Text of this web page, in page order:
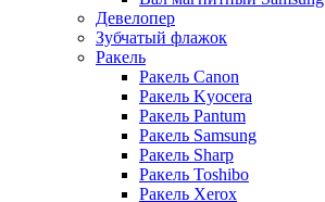
Девелопер
Зубчатый флажок
Ракель
Ракель Canon
Ракель Kyocera
Ракель Pantum
Ракель Samsung
Ракель Sharp
Ракель Toshibo
Ракель Xerox